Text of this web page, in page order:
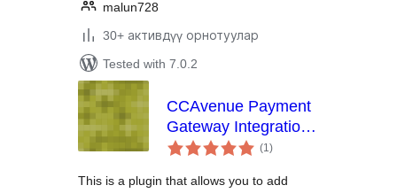
malun728
30+ активдүү орнотуулар
Tested with 7.0.2
CCAvenue Payment
Gateway Integration
Kit for
(1total
ratings
)
This is a plugin that allows you to add